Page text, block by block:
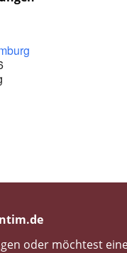
oder möchtest